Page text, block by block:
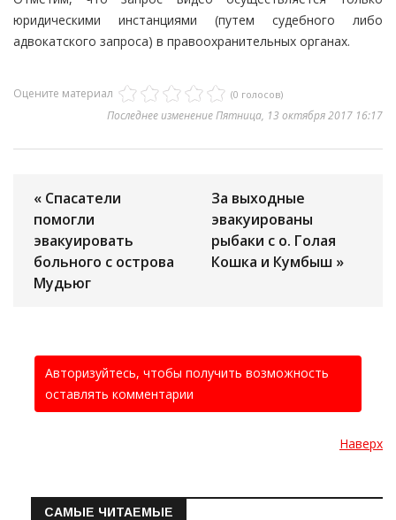
юридическими инстанциями (путем судебного либо
адвокатского запроса) в правоохранительных органах.
Оцените материал (0 голосов)
Последнее изменение Пятница, 13 октября 2017 16:17
« Спасатели
помогли
эвакуировать
больного с острова
Мудьюг
За выходные
эвакуированы
рыбаки с о. Голая
Кошка и Кумбыш »
Авторизуйтесь, чтобы получить возможность
оставлять комментарии
Наверх
САМЫЕ ЧИТАЕМЫЕ